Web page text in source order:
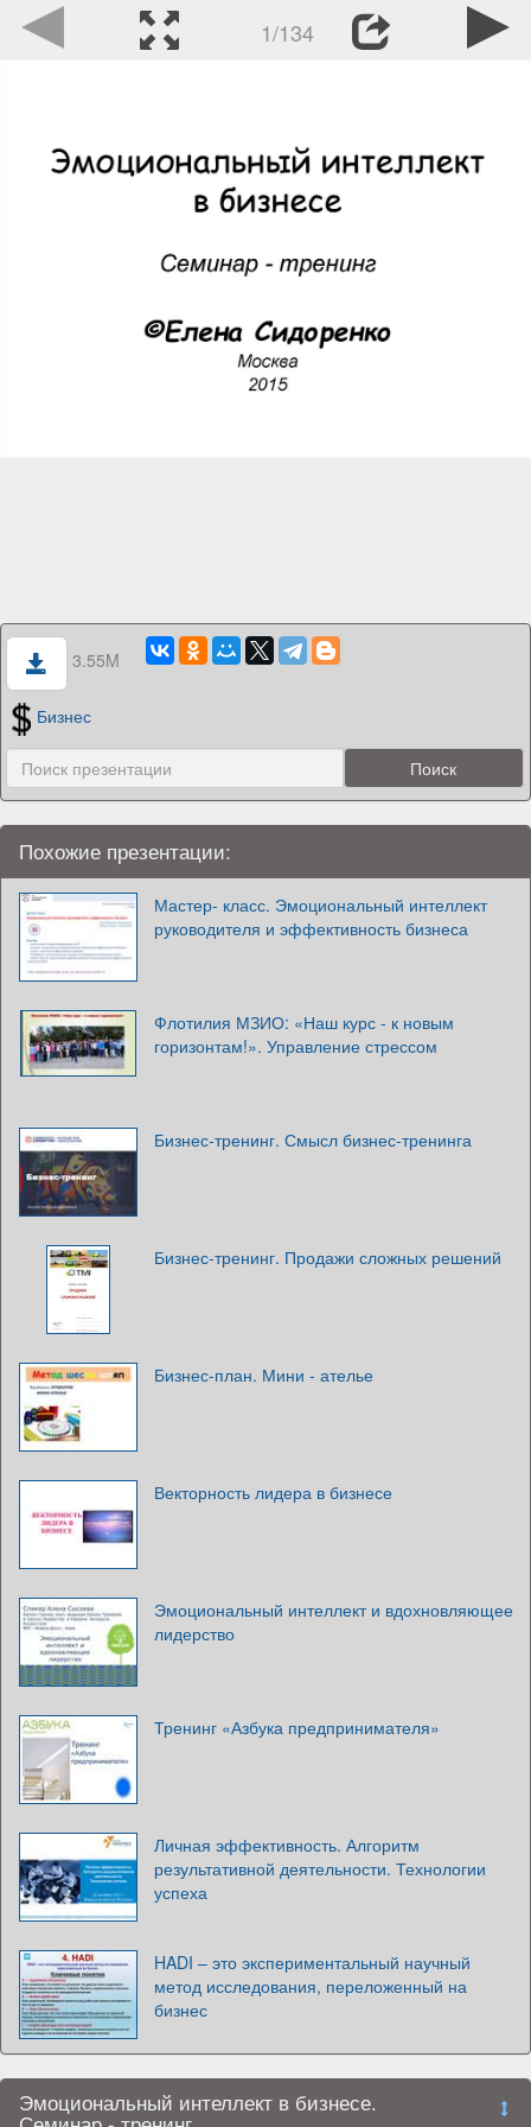
1/134
3.55M
Бизнес
Похожие презентации:
Мастер- класс. Эмоциональный интеллект
руководителя и эффективность бизнеса
Флотилия МЗИО: «Наш курс - к новым
горизонтам!». Управление стрессом
Бизнес-тренинг. Смысл бизнес-тренинга
Бизнес-тренинг. Продажи сложных решений
Бизнес-план. Мини - ателье
Векторность лидера в бизнесе
Эмоциональный интеллект и вдохновляющее
лидерство
Тренинг «Азбука предпринимателя»
Личная эффективность. Алгоритм
результативной деятельности. Технологии
успеха
HADI – это экспериментальный научный
метод исследования, переложенный на
бизнес
Эмоциональный интеллект в бизнесе.